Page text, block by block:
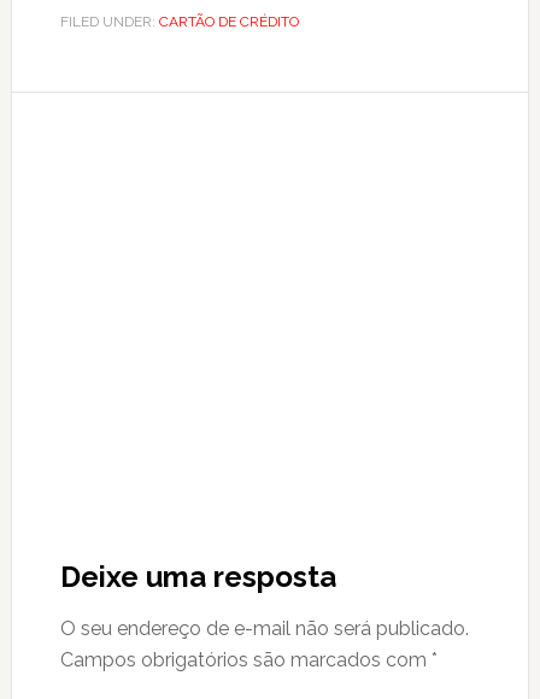
FILED UNDER: CARTÃO DE CRÉDITO
Interactions
Deixe uma resposta
O seu endereço de e-mail não será publicado.
Campos obrigatórios são marcados com *